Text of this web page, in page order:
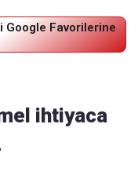
Google Favorilerine
ihtiyaca